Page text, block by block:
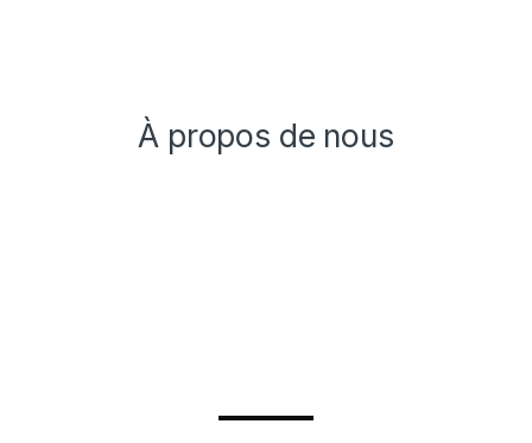
À propos de nous